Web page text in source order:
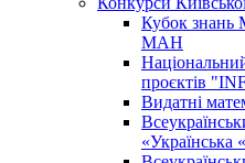
Кубок знань
МАН
проєктів
Видатні
«Українська